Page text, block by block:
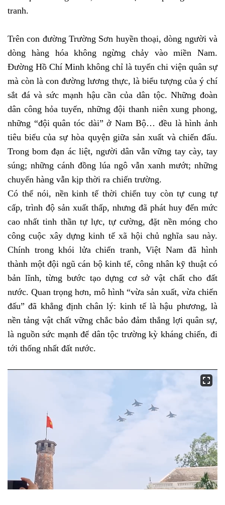
tranh.
Trên con đường Trường Sơn huyền thoại, dòng người và
dòng hàng hóa không ngừng chảy vào miền Nam.
Đường Hồ Chí Minh không chỉ là tuyến chi viện quân sự
mà còn là con đường lương thực, là biểu tượng của ý chí
sắt đá và sức mạnh hậu cần của dân tộc. Những đoàn
dân công hỏa tuyến, những đội thanh niên xung phong,
những “đội quân tóc dài” ở Nam Bộ… đều là hình ảnh
tiêu biểu của sự hòa quyện giữa sản xuất và chiến đấu.
Trong bom đạn ác liệt, người dân vẫn vững tay cày, tay
súng; những cánh đồng lúa ngô vẫn xanh mướt; những
chuyến hàng vẫn kịp thời ra chiến trường.
Có thể nói, nền kinh tế thời chiến tuy còn tự cung tự
cấp, trình độ sản xuất thấp, nhưng đã phát huy đến mức
cao nhất tinh thần tự lực, tự cường, đặt nền móng cho
công cuộc xây dựng kinh tế xã hội chủ nghĩa sau này.
Chính trong khói lửa chiến tranh, Việt Nam đã hình
thành một đội ngũ cán bộ kinh tế, công nhân kỹ thuật có
bản lĩnh, từng bước tạo dựng cơ sở vật chất cho đất
nước. Quan trọng hơn, mô hình “vừa sản xuất, vừa chiến
đấu” đã khẳng định chân lý: kinh tế là hậu phương, là
nền tảng vật chất vững chắc bảo đảm thắng lợi quân sự,
là nguồn sức mạnh để dân tộc trường kỳ kháng chiến, đi
tới thống nhất đất nước.